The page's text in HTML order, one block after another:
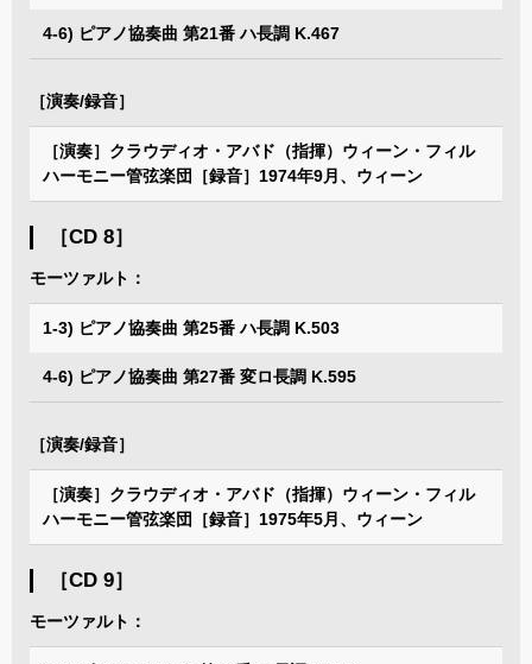
4-6) ピアノ協奏曲 第21番 ハ長調 K.467
［演奏/録音］
［演奏］クラウディオ・アバド（指揮）ウィーン・フィル
ハーモニー管弦楽団［録音］1974年9月、ウィーン
［CD 8］
モーツァルト：
1-3) ピアノ協奏曲 第25番 ハ長調 K.503
4-6) ピアノ協奏曲 第27番 変ロ長調 K.595
［演奏/録音］
［演奏］クラウディオ・アバド（指揮）ウィーン・フィル
ハーモニー管弦楽団［録音］1975年5月、ウィーン
［CD 9］
モーツァルト：